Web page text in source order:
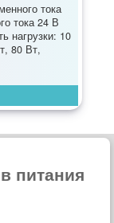
тока
тока 24 В
нагрузки: 10
80 Вт,
питания